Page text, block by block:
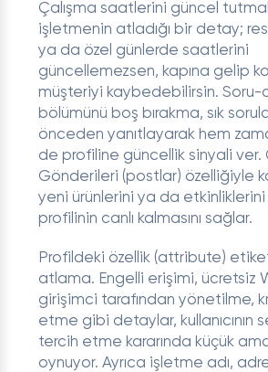
Çalışma saatlerini güncel
işletmenin atladığı bir detay;
ya da özel günlerde saatlerini
güncellemezsen, kapına gelip
müşteriyi kaybedebilirsin. Soru-
bölümünü boş bırakma, sık
önceden yanıtlayarak hem
de profiline güncellik sinyali ver.
Gönderileri (postlar) özelliğiyle
yeni ürünlerini ya da
profilinin canlı kalmasını sağlar.
Profildeki özellik (attribute)
atlama. Engelli erişimi, ücretsiz
girişimci tarafından yönetilme,
etme gibi detaylar, kullanıcının
tercih etme kararında küçük
oynuyor. Ayrıca işletme adı,